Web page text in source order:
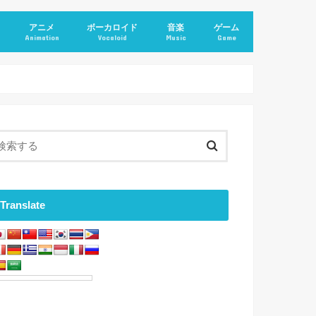
アニメ
Animation
ボーカロイド
Vocaloid
音楽
Music
ゲーム
Game
Translate